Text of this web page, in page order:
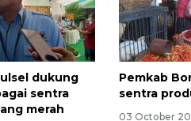
dukung
sentra
merah
Pemkab
sentra
03 October